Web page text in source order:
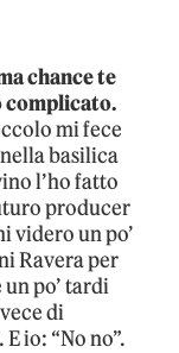
chance te
complicato.
mi fece
basilica
l’ho fatto
producer
videro un po’
Ravera per
po’ tardi
di
io: “No no”.